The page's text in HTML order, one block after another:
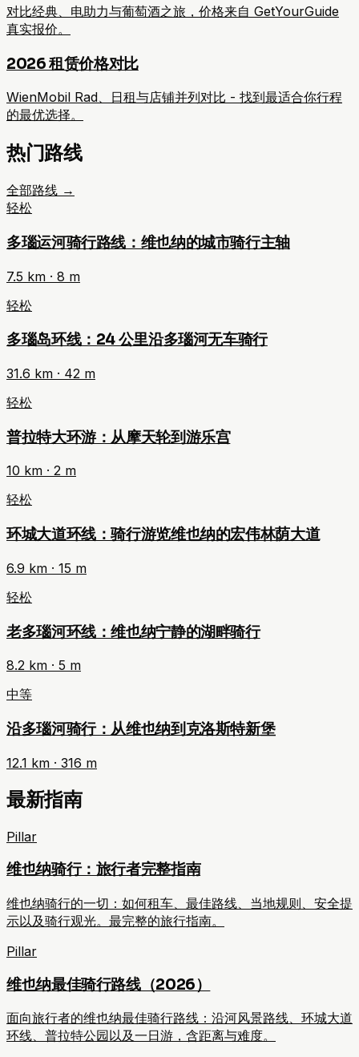
对比经典、电助力与葡萄酒之旅，价格来自 GetYourGuide
真实报价。
2026 租赁价格对比
WienMobil Rad、日租与店铺并列对比 - 找到最适合你行程
的最优选择。
热门路线
全部路线 →
轻松
多瑙运河骑行路线：维也纳的城市骑行主轴
7.5 km · 8 m
轻松
多瑙岛环线：24 公里沿多瑙河无车骑行
31.6 km · 42 m
轻松
普拉特大环游：从摩天轮到游乐宫
10 km · 2 m
轻松
环城大道环线：骑行游览维也纳的宏伟林荫大道
6.9 km · 15 m
轻松
老多瑙河环线：维也纳宁静的湖畔骑行
8.2 km · 5 m
中等
沿多瑙河骑行：从维也纳到克洛斯特新堡
12.1 km · 316 m
最新指南
Pillar
维也纳骑行：旅行者完整指南
维也纳骑行的一切：如何租车、最佳路线、当地规则、安全提
示以及骑行观光。最完整的旅行指南。
Pillar
维也纳最佳骑行路线（2026）
面向旅行者的维也纳最佳骑行路线：沿河风景路线、环城大道
环线、普拉特公园以及一日游，含距离与难度。